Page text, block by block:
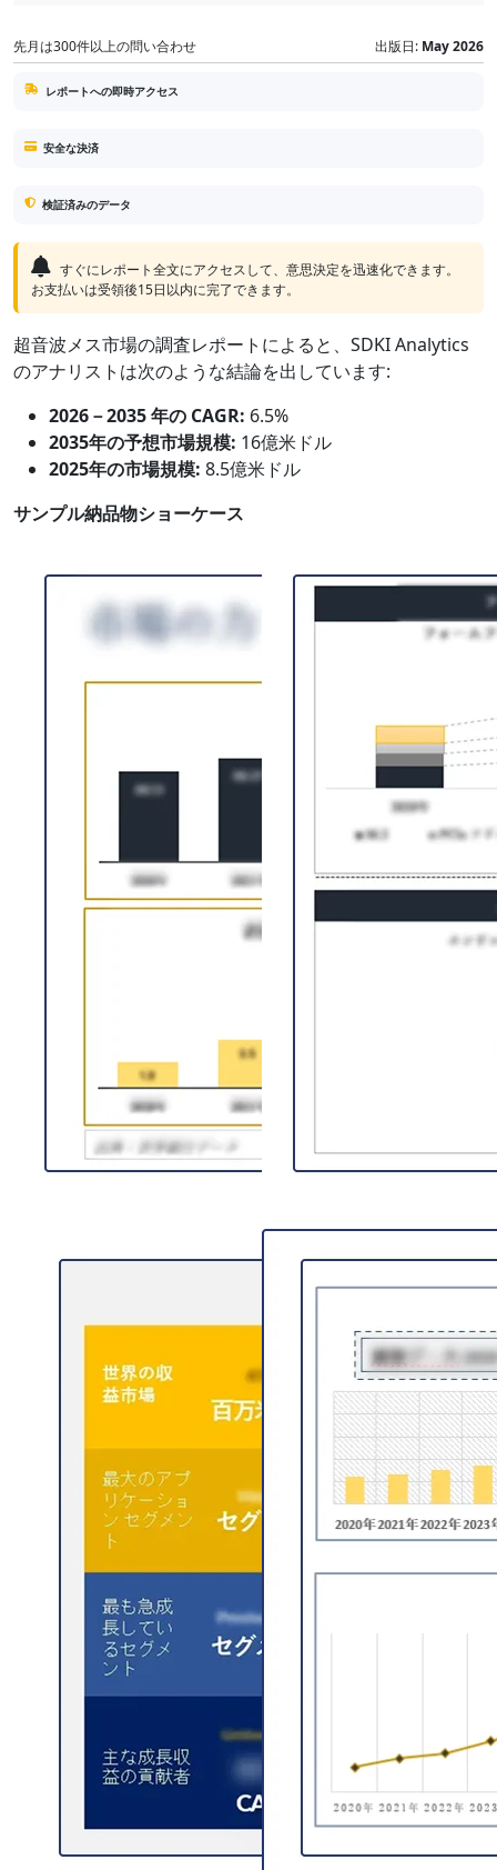
先月は300件以上の問い合わせ 出版日: May 2026
レポートへの即時アクセス
安全な決済
検証済みのデータ
すぐにレポート全文にアクセスして、意思決定を迅速化できます。
お支払いは受領後15日以内に完了できます。
超音波メス市場の調査レポートによると、SDKI Analytics
のアナリストは次のような結論を出しています:
2026－2035 年の CAGR: 6.5%
2035年の予想市場規模: 16億米ドル
2025年の市場規模: 8.5億米ドル
サンプル納品物ショーケース